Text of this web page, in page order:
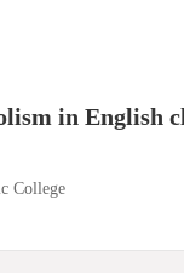
in English
College